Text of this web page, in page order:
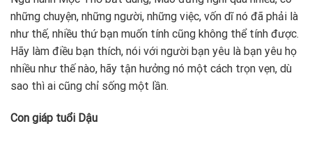
những chuyện, những người, những việc, vốn dĩ nó đã phải là
như thế, nhiều thứ bạn muốn tính cũng không thể tính được.
Hãy làm điều bạn thích, nói với người bạn yêu là bạn yêu họ
nhiều như thế nào, hãy tận hưởng nó một cách trọn vẹn, dù
sao thì ai cũng chỉ sống một lần.
Con giáp tuổi Dậu